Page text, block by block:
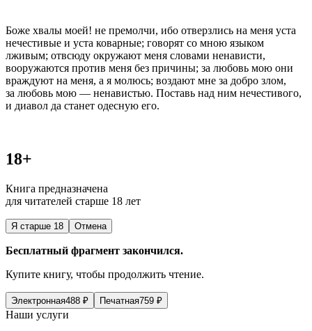
Боже хвалы моей! не премолчи, ибо отверзлись на меня уста
нечестивые и уста коварные; говорят со мною языком
лживым; отвсюду окружают меня словами ненависти,
вооружаются против меня без причины; за любовь мою они
враждуют на меня, а я молюсь; воздают мне за добро злом,
за любовь мою — ненавистью. Поставь над ним нечестивого,
и диавол да станет одесную его.
18+
Книга предназначена
для читателей старше 18 лет
Я старше 18 Отмена
Бесплатный фрагмент закончился.
Купите книгу, чтобы продолжить чтение.
Электронная488 ₽ Печатная759 ₽
Наши услуги